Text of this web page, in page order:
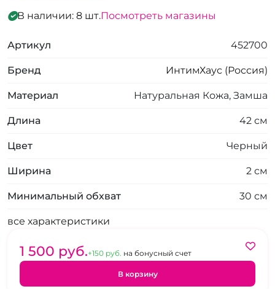
В наличии: 8 шт.Посмотреть магазины
Артикул 452700
Бренд ИнтимХаус (Россия)
Материал Натуральная Кожа, Замша
Длина 42 см
Цвет Черный
Ширина 2 см
Минимальный обхват 30 см
все характеристики
1 500 pуб.+150 pуб. на бонусный счет
В корзину